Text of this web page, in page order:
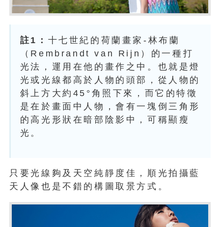
註1： 十七世紀的荷蘭畫家-林布蘭
（Rembrandt van Rijn）的一種打
光法，運用在他的畫作之中。也就是燈
光或光線都高於人物的頭部，從人物的
斜上方大約45°角照下來，而它的特徵
是在於畫面中人物，會有一塊倒三角形
的高光形狀在暗部陰影中，可稱顯瘦
光。
只要光線夠及天空純靜度佳，順光拍攝藍
天人像也是不錯的構圖取景方式。